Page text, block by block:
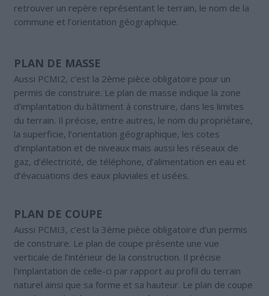
retrouver un repère représentant le terrain, le nom de la
commune et l’orientation géographique.
PLAN DE MASSE
Aussi PCMI2, c’est la 2ème pièce obligatoire pour un
permis de construire. Le plan de masse indique la zone
d’implantation du bâtiment à construire, dans les limites
du terrain. Il précise, entre autres, le nom du propriétaire,
la superficie, l’orientation géographique, les cotes
d’implantation et de niveaux mais aussi les réseaux de
gaz, d’électricité, de téléphone, d’alimentation en eau et
d’évacuations des eaux pluviales et usées.
PLAN DE COUPE
Aussi PCMI3, c’est la 3ème pièce obligatoire d’un permis
de construire. Le plan de coupe présente une vue
verticale de l’intérieur de la construction. Il précise
l’implantation de celle-ci par rapport au profil du terrain
naturel ainsi que sa forme et sa hauteur. Le plan de coupe